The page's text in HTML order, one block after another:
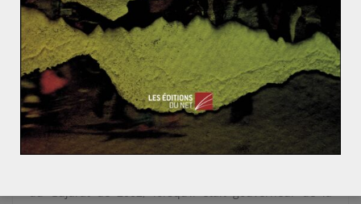
nationaliste hindou, le gouvernement de Modi multiplie
les réformes pour discréditer l’apport islamique en
Inde, dans un pays où les inégalités touchent fortement
la minorité religieuse : la proportion de musulmans
vivant sous le seuil de pauvreté dans les villes
indiennes est plus importante que celle des
Intouchables, le groupe de castes le plus marginalisé et
le plus discriminé du sous-continent indien. Modi lui-
du Gujarat de 2002, lorsqu’il était gouverneur de la